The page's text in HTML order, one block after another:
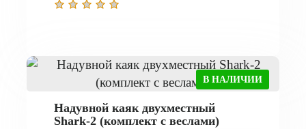
В НАЛИЧИИ
Надувной каяк двухместный
Shark-2 (комплект с веслами)